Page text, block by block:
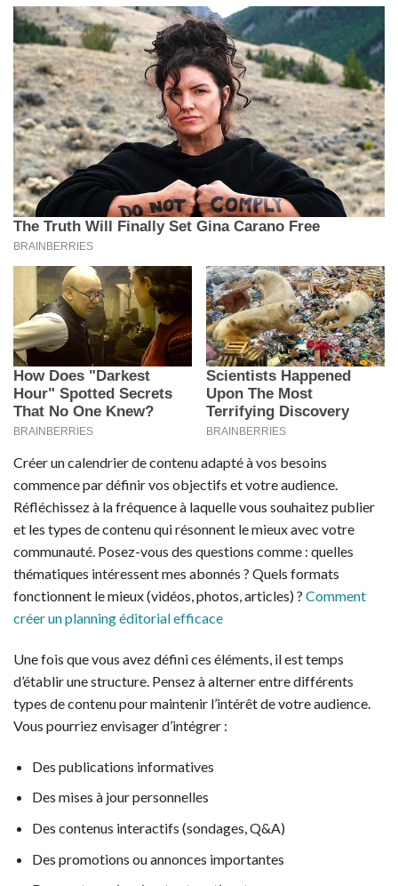
Créer un calendrier de contenu adapté à vos besoins
commence par définir vos objectifs et votre audience.
Réfléchissez à la fréquence à laquelle vous souhaitez publier
et les types de contenu qui résonnent le mieux avec votre
communauté. Posez-vous des questions comme : quelles
thématiques intéressent mes abonnés ? Quels formats
fonctionnent le mieux (vidéos, photos, articles) ? Comment
créer un planning éditorial efficace
Une fois que vous avez défini ces éléments, il est temps
d’établir une structure. Pensez à alterner entre différents
types de contenu pour maintenir l’intérêt de votre audience.
Vous pourriez envisager d’intégrer :
Des publications informatives
Des mises à jour personnelles
Des contenus interactifs (sondages, Q&A)
Des promotions ou annonces importantes